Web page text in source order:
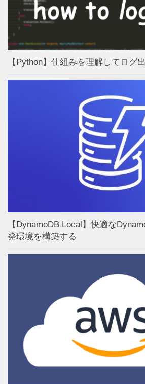
【Python】仕組みを理解してログ
【DynamoDB Local】快適な
発環境を構築する